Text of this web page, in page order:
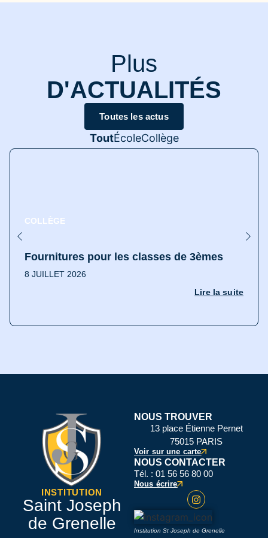
Plus
D'ACTUALITÉS
Toutes les actus
ToutÉcoleCollège
COLLÈGE
Fournitures pour les classes de 3èmes
8 JUILLET 2026
Lire la suite
INSTITUTION
Saint Joseph
de Grenelle
NOUS TROUVER
13 place Étienne Pernet
75015 PARIS
Voir sur une carte
NOUS CONTACTER
Tél. : 01 56 56 80 00
Nous écrire
Institution St Joseph de Grenelle